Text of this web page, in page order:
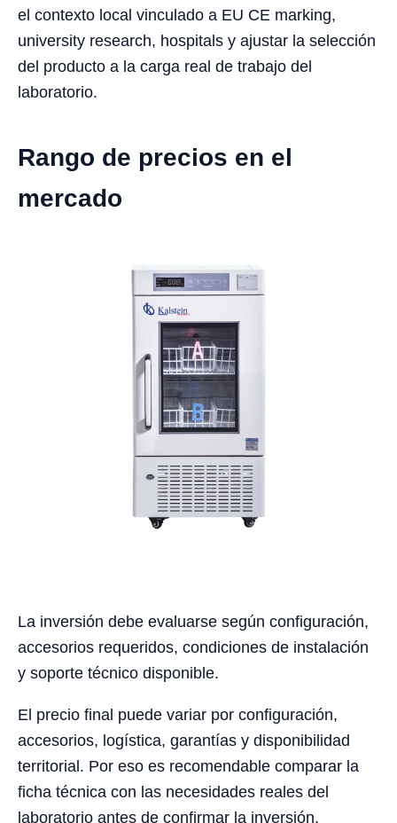
el contexto local vinculado a EU CE marking,
university research, hospitals y ajustar la selección
del producto a la carga real de trabajo del
laboratorio.
Rango de precios en el
mercado
La inversión debe evaluarse según configuración,
accesorios requeridos, condiciones de instalación
y soporte técnico disponible.
El precio final puede variar por configuración,
accesorios, logística, garantías y disponibilidad
territorial. Por eso es recomendable comparar la
ficha técnica con las necesidades reales del
laboratorio antes de confirmar la inversión.